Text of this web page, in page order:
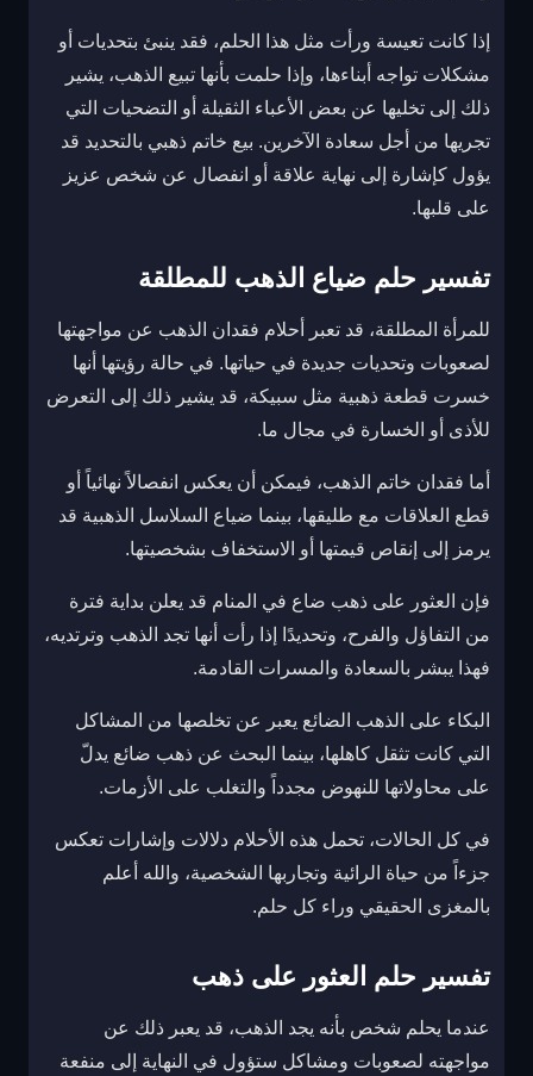
إذا كانت تعيسة ورأت مثل هذا الحلم، فقد ينبئ بتحديات أو
مشكلات تواجه أبناءها، وإذا حلمت بأنها تبيع الذهب، يشير
ذلك إلى تخليها عن بعض الأعباء الثقيلة أو التضحيات التي
تجريها من أجل سعادة الآخرين. بيع خاتم ذهبي بالتحديد قد
يؤول كإشارة إلى نهاية علاقة أو انفصال عن شخص عزيز
على قلبها.
تفسير حلم ضياع الذهب للمطلقة
للمرأة المطلقة، قد تعبر أحلام فقدان الذهب عن مواجهتها
لصعوبات وتحديات جديدة في حياتها. في حالة رؤيتها أنها
خسرت قطعة ذهبية مثل سبيكة، قد يشير ذلك إلى التعرض
للأذى أو الخسارة في مجال ما.
أما فقدان خاتم الذهب، فيمكن أن يعكس انفصالاً نهائياً أو
قطع العلاقات مع طليقها، بينما ضياع السلاسل الذهبية قد
يرمز إلى إنقاص قيمتها أو الاستخفاف بشخصيتها.
فإن العثور على ذهب ضاع في المنام قد يعلن بداية فترة
من التفاؤل والفرح، وتحديدًا إذا رأت أنها تجد الذهب وترتديه،
فهذا يبشر بالسعادة والمسرات القادمة.
البكاء على الذهب الضائع يعبر عن تخلصها من المشاكل
التي كانت تثقل كاهلها، بينما البحث عن ذهب ضائع يدلّ
على محاولاتها للنهوض مجدداً والتغلب على الأزمات.
في كل الحالات، تحمل هذه الأحلام دلالات وإشارات تعكس
جزءاً من حياة الرائية وتجاربها الشخصية، والله أعلم
بالمغزى الحقيقي وراء كل حلم.
تفسير حلم العثور على ذهب
عندما يحلم شخص بأنه يجد الذهب، قد يعبر ذلك عن
مواجهته لصعوبات ومشاكل ستؤول في النهاية إلى منفعة